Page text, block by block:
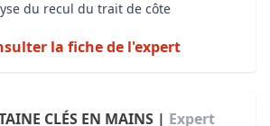
du recul du trait de côte
la fiche de l'expert
CLÉS EN MAINS | Expert